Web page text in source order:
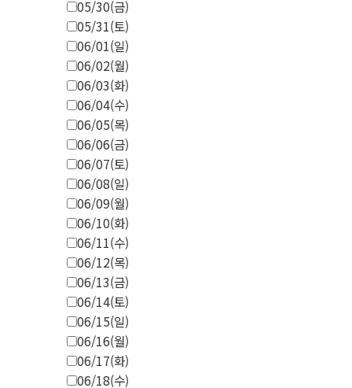
05/30(금)
05/31(토)
06/01(일)
06/02(월)
06/03(화)
06/04(수)
06/05(목)
06/06(금)
06/07(토)
06/08(일)
06/09(월)
06/10(화)
06/11(수)
06/12(목)
06/13(금)
06/14(토)
06/15(일)
06/16(월)
06/17(화)
06/18(수)